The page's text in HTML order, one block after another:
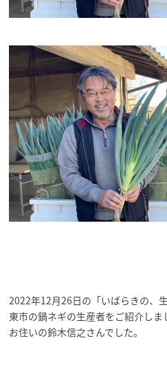
2022年12月26日の「いばらきの、
東市の鍋ネギの生産者をご紹介し
お住いの鈴木信之さんでした。